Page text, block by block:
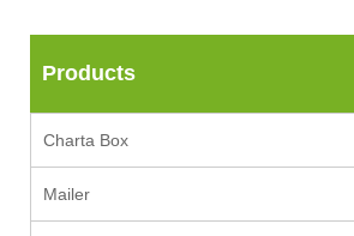
Products
Charta Box
Mailer